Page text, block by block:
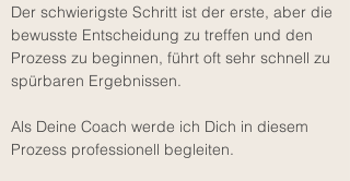
Der schwierigste Schritt ist der erste, aber die
bewusste Entscheidung zu treffen und den
Prozess zu beginnen, führt oft sehr schnell zu
spürbaren Ergebnissen.
Als Deine Coach werde ich Dich in diesem
Prozess professionell begleiten.